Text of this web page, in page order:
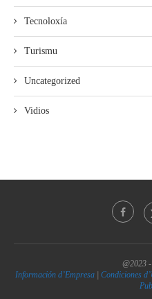
Tecnoloxía
Turismu
Uncategorized
Vidios
@2023
Información d’Empresa | Condiciones